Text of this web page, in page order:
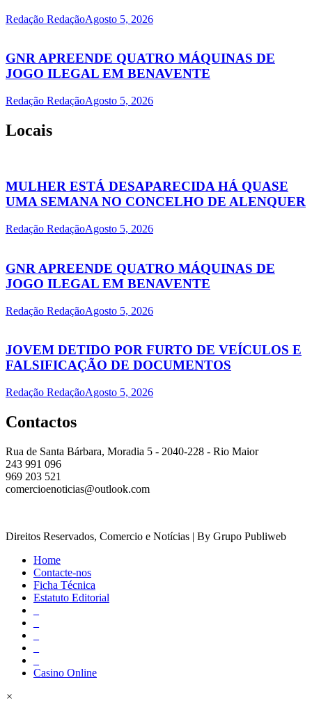
Redação RedaçãoAgosto 5, 2026
GNR APREENDE QUATRO MÁQUINAS DE
JOGO ILEGAL EM BENAVENTE
Redação RedaçãoAgosto 5, 2026
Locais
MULHER ESTÁ DESAPARECIDA HÁ QUASE
UMA SEMANA NO CONCELHO DE ALENQUER
Redação RedaçãoAgosto 5, 2026
GNR APREENDE QUATRO MÁQUINAS DE
JOGO ILEGAL EM BENAVENTE
Redação RedaçãoAgosto 5, 2026
JOVEM DETIDO POR FURTO DE VEÍCULOS E
FALSIFICAÇÃO DE DOCUMENTOS
Redação RedaçãoAgosto 5, 2026
Contactos
Rua de Santa Bárbara, Moradia 5 - 2040-228 - Rio Maior
243 991 096
969 203 521
comercioenoticias@outlook.com
Direitos Reservados, Comercio e Notícias | By Grupo Publiweb
Home
Contacte-nos
Ficha Técnica
Estatuto Editorial
Casino Online
×